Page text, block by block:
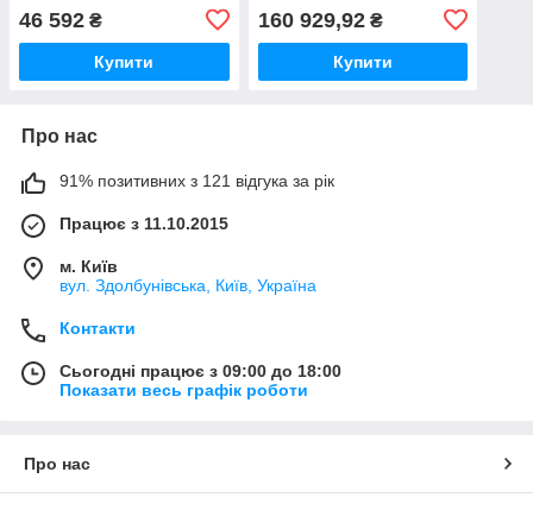
46 592 ₴
Купити
160 929,92₴
Купити
Про нас
91% позитивних з 121 відгука за рік
Працює з 11.10.2015
м. Київ
вул. Здолбунівська, Київ, Україна
Контакти
Сьогодні працює з 09:00 до 18:00
Показати весь графік роботи
Про нас